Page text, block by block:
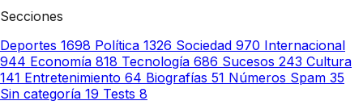
Secciones
Deportes 1698 Política 1326 Sociedad 970 Internacional
944 Economía 818 Tecnología 686 Sucesos 243 Cultura
141 Entretenimiento 64 Biografías 51 Números Spam 35
Sin categoría 19 Tests 8